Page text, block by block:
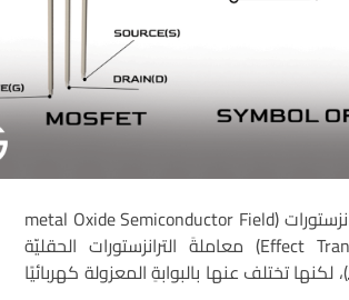
تُعوملتْ هذه الترانزستورات (metal Oxide Semiconductor Field
Effect Transistor: MOSFET) معاملةَ الترانزستورات الحقليّة
)، لكنها تختلف عنها بالبوابةِ المعزولة كهربائيًا